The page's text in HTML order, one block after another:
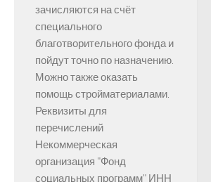
зачисляются на счёт
специального
благотворительного фонда и
пойдут точно по назначению.
Можно также оказать
помощь стройматериалами.
Реквизиты для
перечислений
Некоммерческая
организация "Фонд
социальных программ" ИНН